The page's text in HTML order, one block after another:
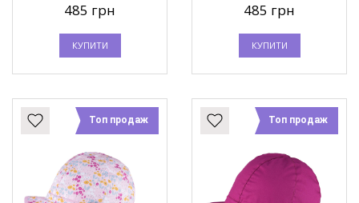
485 грн
КУПИТИ
485 грн
КУПИТИ
Топ продаж Топ продаж